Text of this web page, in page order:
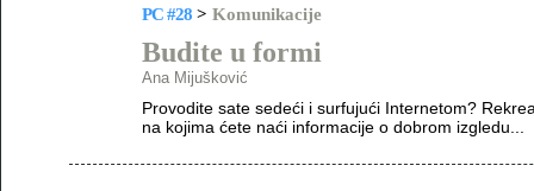
PC #28 > Komunikacije
Budite u formi
Ana Mijušković
Provodite sate sedeći i surfujući Internetom?
na kojima ćete naći informacije o dobrom izgledu...